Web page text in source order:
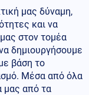
μας δύναμη,
και να
στον τομέα
δημιουργήσουμε
βάση το
Μέσα από όλα
μας από τα